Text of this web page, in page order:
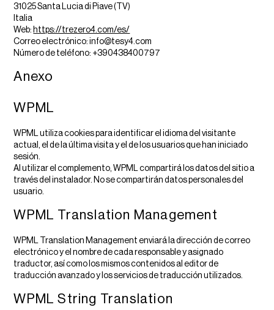
31025 Santa Lucia di Piave (TV)
Italia
Web: https://trezero4.com/es/
Correo electrónico:info@tesy4.com
Número de teléfono: +390438400797
Anexo
WPML
WPML utiliza cookies para identificar el idioma del visitante
actual, el de la última visita y el de los usuarios que han iniciado
sesión.
Al utilizar el complemento, WPML compartirá los datos del sitio a
través del instalador. No se compartirán datos personales del
usuario.
WPML Translation Management
WPML Translation Management enviará la dirección de correo
electrónico y el nombre de cada responsable y asignado
traductor, así como los mismos contenidos al editor de
traducción avanzado y los servicios de traducción utilizados.
WPML String Translation